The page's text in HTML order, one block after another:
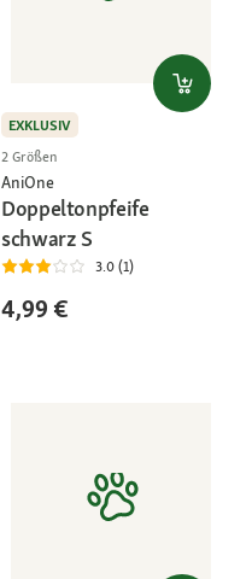
EXKLUSIV
2 Größen
AniOne
Doppeltonpfeife
schwarz S
3.0 (1)
4,99 €